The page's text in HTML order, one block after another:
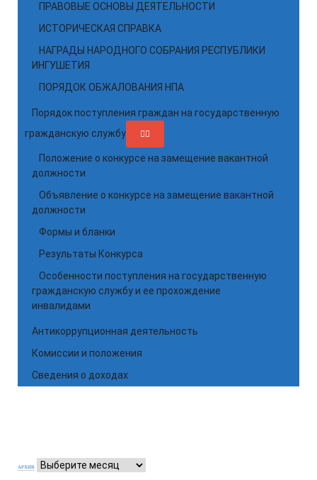
ПРАВОВЫЕ ОСНОВЫ ДЕЯТЕЛЬНОСТИ
ИСТОРИЧЕСКАЯ СПРАВКА
НАГРАДЫ НАРОДНОГО СОБРАНИЯ РЕСПУБЛИКИ
ИНГУШЕТИЯ
ПОРЯДОК ОБЖАЛОВАНИЯ НПА
Порядок поступления граждан на государственную
гражданскую службу
Положение о конкурсе на замещение вакантной
должности
Объявление о конкурсе на замещение вакантной
должности
Формы и бланки
Результаты Конкурса
Особенности поступления на государственную
гражданскую службу и ее прохождение
инвалидами
Антикоррупционная деятельность
Комиссии и положения
Сведения о доходах
АРХИВ